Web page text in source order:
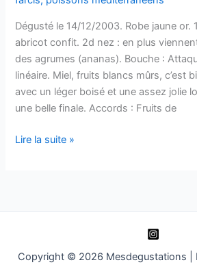
–
1998
Dégusté le 14/12/2003. Robe jaune or.
abricot confit. 2d nez : en plus
des agrumes (ananas). Bouche :
linéaire. Miel, fruits blancs mûrs, c’est
avec un léger boisé et une assez jolie
une belle finale. Accords : Fruits de
Costières
Château
Lire la suite »
Copyright © 2026 Mesdegustations |